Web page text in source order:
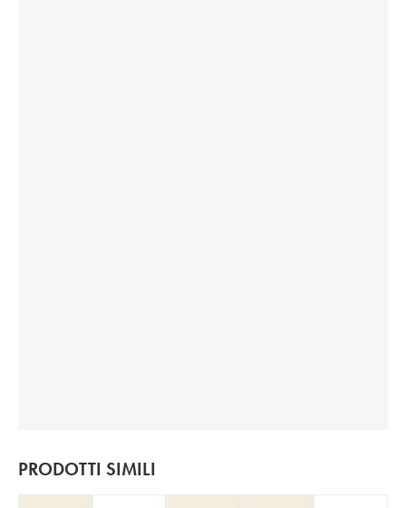
PRODOTTI SIMILI